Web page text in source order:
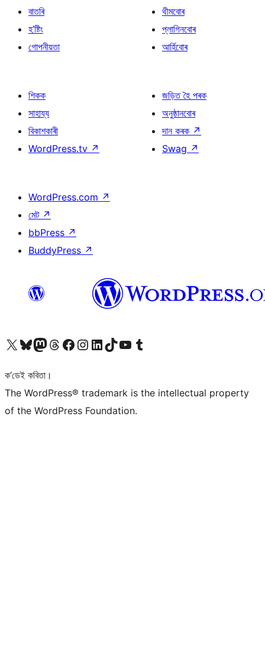
বাতৰি
হ’ষ্টিং
গোপনীয়তা
থীমবোৰ
প্লাগিনবোৰ
আৰ্হিবোৰ
শিকক
সাহায্য
বিকাশকাৰী
WordPress.tv ↗
জড়িত হৈ পৰক
অনুষ্ঠানবোৰ
দান কৰক ↗
Swag ↗
WordPress.com ↗
মেট ↗
bbPress ↗
BuddyPress ↗
আমাৰ X (আগৰ Twitter) একাউণ্টলৈ যাওকআমাৰ Bluesky একাউণ্টলৈ যাওকআমাৰ Mastodon একাউণ্টলৈ যাওকআমাৰ Threads একাউণ্টলৈ যাওকআমাৰ Facebook পৃষ্ঠালৈ যাওকআমাৰ Instagram একাউণ্টলৈ যাওকআমাৰ LinkedIn একাউণ্টলৈ যাওকআমাৰ TikTok একাউণ্টলৈ যাওকআমাৰ YouTube চেনেললৈ যাওকআমাৰ Tumblr একাউণ্টলৈ যাওক
ক’ডেই কবিতা।
The WordPress® trademark is the intellectual property
of the WordPress Foundation.